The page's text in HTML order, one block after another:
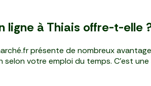
ligne à Thiais offre-t-elle
présente de nombreux
votre emploi du temps. C'est